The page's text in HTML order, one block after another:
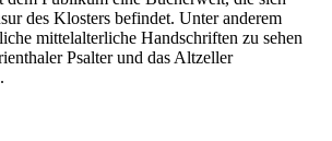
des Klosters befindet. Unter anderem
mittelalterliche Handschriften zu sehen
Psalter und das Altzeller